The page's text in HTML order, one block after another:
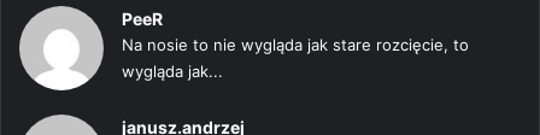
PeeR
Na nosie to nie wygląda jak stare rozcięcie, to
wygląda jak...
janusz.andrzej